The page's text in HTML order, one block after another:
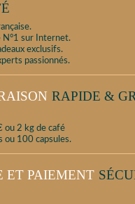
N°1 sur Internet.
exclusifs.
passionnés.
RAPIDE &
ou 2 kg de café
ou 100 capsules.
ET PAIEMENT